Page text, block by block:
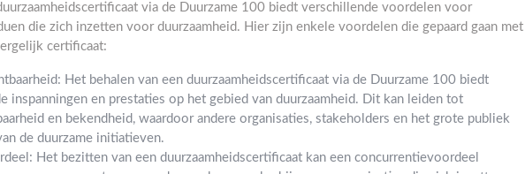
via de Duurzame 100 biedt verschillende voordelen voor
die zich inzetten voor duurzaamheid. Hier zijn enkele voordelen die gepaard gaan met
certificaat:
Het behalen van een duurzaamheidscertificaat via de Duurzame 100 biedt
inspanningen en prestaties op het gebied van duurzaamheid. Dit kan leiden tot
en bekendheid, waardoor andere organisaties, stakeholders en het grote publiek
de duurzame initiatieven.
Het bezitten van een duurzaamheidscertificaat kan een concurrentievoordeel